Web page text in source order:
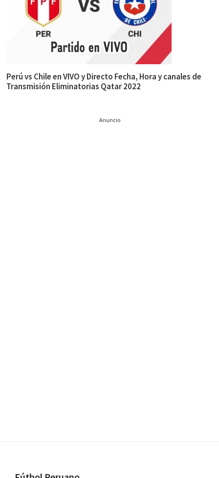
Perú vs Chile en VIVO y Directo Fecha, Hora y canales de
Transmisión Eliminatorias Qatar 2022
Anuncio